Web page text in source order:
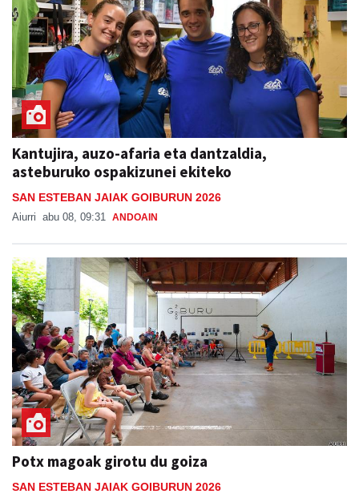
Kantujira, auzo-afaria eta dantzaldia,
asteburuko ospakizunei ekiteko
SAN ESTEBAN JAIAK GOIBURUN 2026
Aiurri abu 08, 09:31 ANDOAIN
Potx magoak girotu du goiza
SAN ESTEBAN JAIAK GOIBURUN 2026